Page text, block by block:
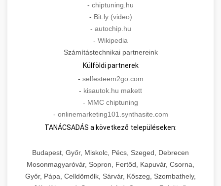
- chiptuning.hu
- Bit.ly (video)
- autochip.hu
- Wikipedia
Számítástechnikai partnereink
Külföldi partnerek
- selfesteem2go.com
- kisautok.hu makett
- MMC chiptuning
- onlinemarketing101.synthasite.com
TANÁCSADÁS a következő településeken:
Budapest, Győr, Miskolc, Pécs, Szeged, Debrecen
Mosonmagyaróvár, Sopron, Fertőd, Kapuvár, Csorna,
Győr, Pápa, Celldömölk, Sárvár, Kőszeg, Szombathely,